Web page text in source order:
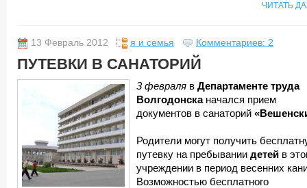
ЧИТАТЬ
13 Февраль 2012 я и семья Комментариев: 2
ПУТЕВКИ В САНАТОРИЙ
3 февраля в Департаменте труда
Волгодонсканачался прием
документов в санаторий
Родители могут получить
путевку на пребывании детей в
учреждении в период весенних
Возможностью бесплатного